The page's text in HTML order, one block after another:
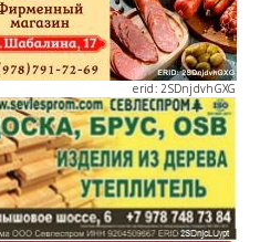
erid: 2SDnjdvhGXG